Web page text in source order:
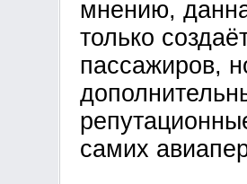
мнению,
только
пассажиров,
самих